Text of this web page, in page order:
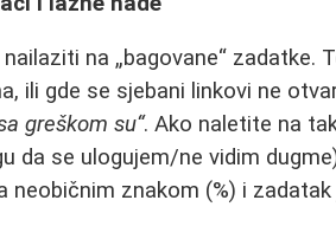
na „bagovane“ zadatke.
ili gde se sjebani linkovi ne
greškom su“. Ako naletite na
da se ulogujem/ne vidim
znakom (%) i